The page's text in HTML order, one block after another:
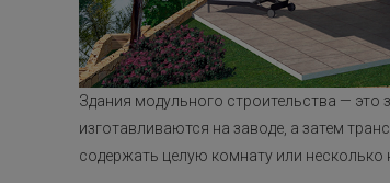
Здания модульного строительства — это
изготавливаются на заводе, а затем
содержать целую комнату или несколько